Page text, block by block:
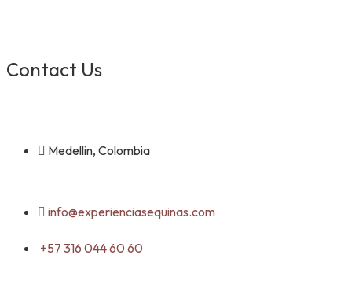
Contact Us
Medellin, Colombia
info@experienciasequinas.com
+57 316 044 60 60